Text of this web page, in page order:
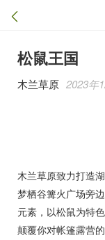
松鼠王国
木兰草原 2023年
木兰草原致力打造
梦栖谷篝火广场旁
元素，以松鼠为特
颠覆你对帐篷露营